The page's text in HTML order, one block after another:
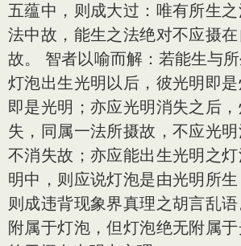
五蕴中，则成大过：唯有所生
法中故，能生之法绝对不应摄
故。 智者以喻而解：若能生与
灯泡出生光明以后，彼光明即
即是光明；亦应光明消失之后
失，同属一法所摄故，不应光
不消失故；亦应能出生光明之
明中，则应说灯泡是由光明所生
则成违背现象界真理之胡言乱
附属于灯泡，但灯泡绝无附属